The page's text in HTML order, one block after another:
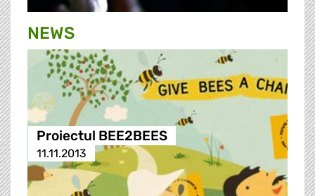
NEWS
Proiectul BEE2BEES
11.11.2013